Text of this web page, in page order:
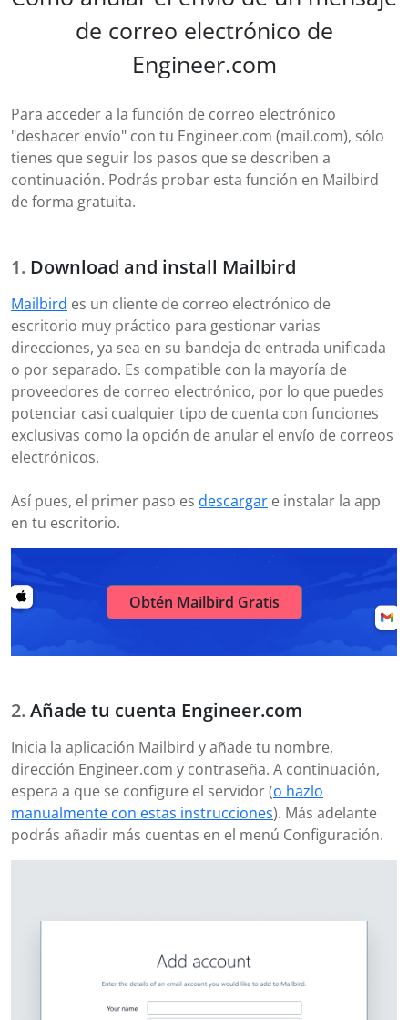
de correo electrónico de
Engineer.com
Para acceder a la función de correo electrónico
"deshacer envío" con tu Engineer.com (mail.com), sólo
tienes que seguir los pasos que se describen a
continuación. Podrás probar esta función en Mailbird
de forma gratuita.
Download and install Mailbird
Mailbird es un cliente de correo electrónico de
escritorio muy práctico para gestionar varias
direcciones, ya sea en su bandeja de entrada unificada
o por separado. Es compatible con la mayoría de
proveedores de correo electrónico, por lo que puedes
potenciar casi cualquier tipo de cuenta con funciones
exclusivas como la opción de anular el envío de correos
electrónicos.
Así pues, el primer paso es descargar e instalar la app
en tu escritorio.
Obtén Mailbird Gratis
Añade tu cuenta Engineer.com
Inicia la aplicación Mailbird y añade tu nombre,
dirección Engineer.com y contraseña. A continuación,
espera a que se configure el servidor (o hazlo
manualmente con estas instrucciones). Más adelante
podrás añadir más cuentas en el menú Configuración.